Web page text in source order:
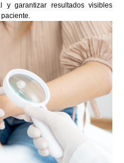
y garantizar resultados visibles